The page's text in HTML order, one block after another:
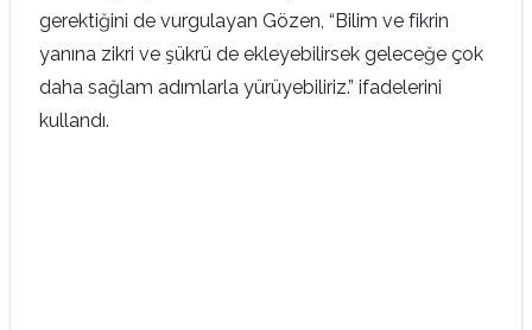
gerektiğini de vurgulayan Gözen, “Bilim ve fikrin
yanına zikri ve şükrü de ekleyebilirsek geleceğe çok
daha sağlam adımlarla yürüyebiliriz.” ifadelerini
kullandı.